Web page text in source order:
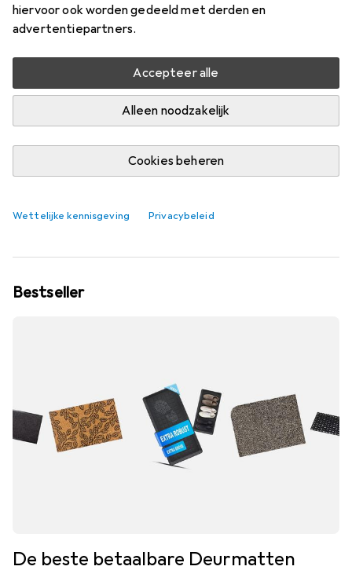
hiervoor ook worden gedeeld met derden en
advertentiepartners.
Accepteer alle
Alleen noodzakelijk
Cookies beheren
Wettelijke kennisgeving Privacybeleid
Waarom de kleur van je servies een
Pia Seidel36 Likes
369 Reacties
Bestseller
De beste betaalbare Deurmatten